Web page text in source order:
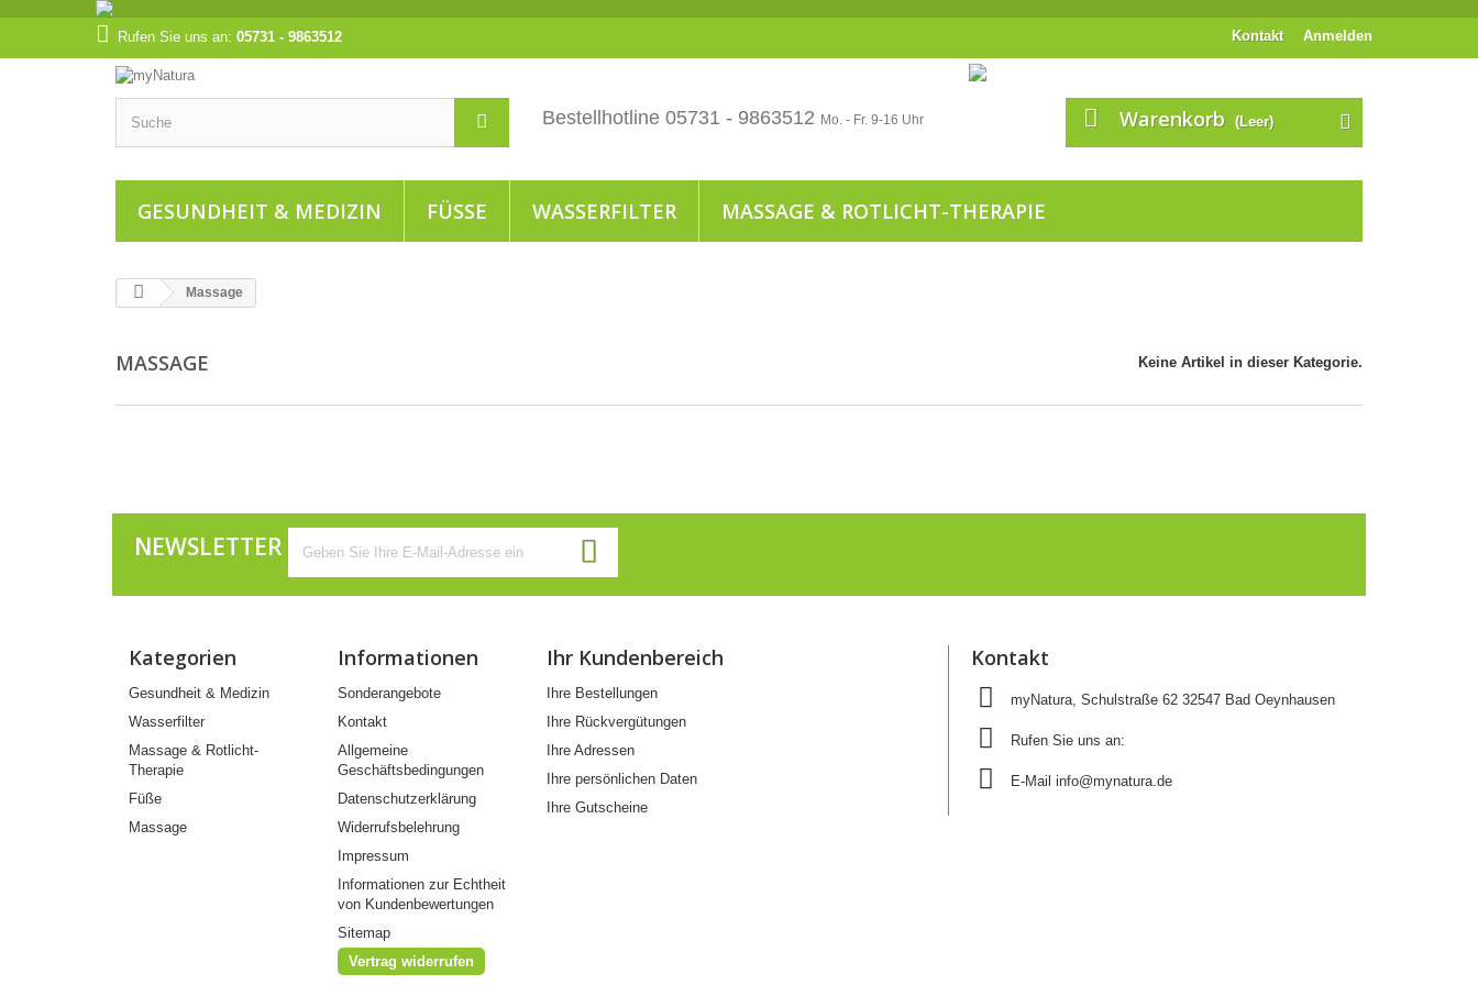
Anmelden
Kontakt
Rufen Sie uns an: 05731 - 9863512
Bestellhotline 05731 - 9863512 Mo. - Fr. 9-16 Uhr Warenkorb (Leer)
GESUNDHEIT & MEDIZIN FÜSSE WASSERFILTER MASSAGE & ROTLICHT-THERAPIE
Massage
MASSAGE Keine Artikel in dieser Kategorie.
NEWSLETTER
Kategorien
Gesundheit & Medizin
Wasserfilter
Massage & Rotlicht-
Therapie
Füße
Massage
Informationen
Sonderangebote
Kontakt
Allgemeine
Geschäftsbedingungen
Datenschutzerklärung
Widerrufsbelehrung
Impressum
Informationen zur Echtheit
von Kundenbewertungen
Sitemap
Vertrag widerrufen
Ihr Kundenbereich
Ihre Bestellungen
Ihre Rückvergütungen
Ihre Adressen
Ihre persönlichen Daten
Ihre Gutscheine
Kontakt
myNatura, Schulstraße 62 32547 Bad Oeynhausen
Rufen Sie uns an:
E-Mail info@mynatura.de